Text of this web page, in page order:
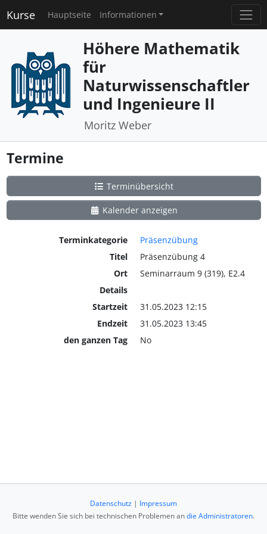
Kurse Hauptseite Informationen
Höhere Mathematik
für
Naturwissenschaftler
und Ingenieure II
Moritz Weber
Termine
Terminübersicht
Kalender anzeigen
Terminkategorie
Präsenzübung
Titel
Präsenzübung 4
Ort
Seminarraum 9 (319), E2.4
Details
Startzeit
31.05.2023 12:15
Endzeit
31.05.2023 13:45
den ganzen Tag
No
Datenschutz | Impressum
Bitte wenden Sie sich bei technischen Problemen andie Administratoren.